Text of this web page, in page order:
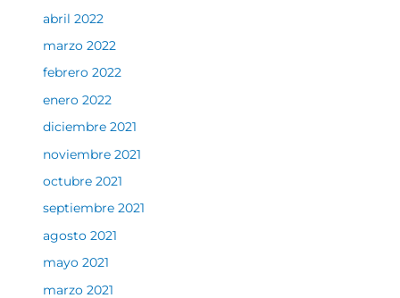
abril 2022
marzo 2022
febrero 2022
enero 2022
diciembre 2021
noviembre 2021
octubre 2021
septiembre 2021
agosto 2021
mayo 2021
marzo 2021